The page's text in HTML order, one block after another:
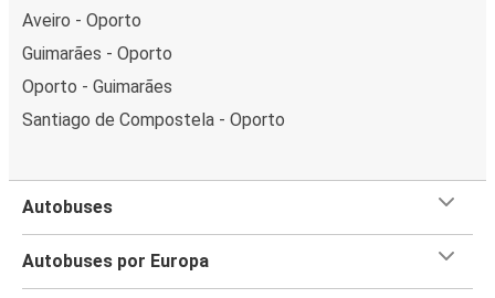
Aveiro - Oporto
Guimarães - Oporto
Oporto - Guimarães
Santiago de Compostela - Oporto
Autobuses
Autobuses por Europa